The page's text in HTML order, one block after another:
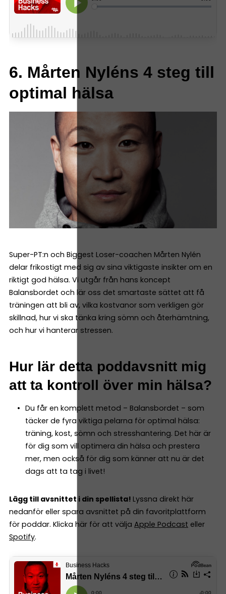
6. Mårten Nyléns 4 steg till
optimal hälsa
Super-PT:n och Biggest Loser-coachen Mårten Nylén
delar frikostigt med sig av sina viktigaste insikter om en
riktigt god hälsa. Vi utgår från hans koncept
Balansbordet och lär oss det smartaste sättet att få
träningen att bli av, vilka kostvanor som verkligen gör
skillnad, hur vi ska tänka kring sömn och återhämtning,
och hur vi hanterar stressen.
Hur lär detta poddavsnitt mig
att ta kontroll över min hälsa?
Du får en komplett metod – Balansbordet – som
täcker de fyra viktiga pelarna för optimal hälsa:
träning, kost, sömn och stresshantering. Det här är
för dig som vill optimera din hälsa och prestera
mer, men också för dig som känner att nu är det
dags att ta tag i livet!
Lägg till avsnittet i din spellista! Lyssna direkt här
nedanför eller spara avsnittet på din favoritplattform
för poddar. Klicka här för att välja Apple Podcast eller
Spotify.